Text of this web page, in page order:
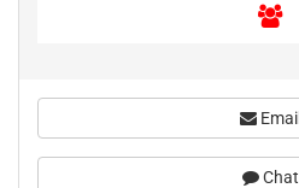
Email
Chat